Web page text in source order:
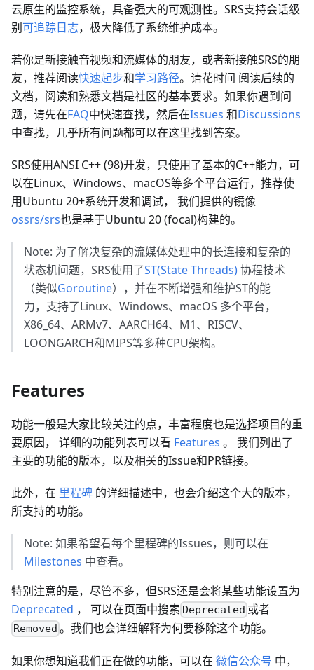
云原生的监控系统，具备强大的可观测性。SRS支持会话级
别可追踪日志，极大降低了系统维护成本。
若你是新接触音视频和流媒体的朋友，或者新接触SRS的朋
友，推荐阅读快速起步和学习路径。请花时间 阅读后续的
文档，阅读和熟悉文档是社区的基本要求。如果你遇到问
题，请先在FAQ中快速查找，然后在Issues 和Discussions
中查找，几乎所有问题都可以在这里找到答案。
SRS使用ANSI C++ (98)开发，只使用了基本的C++能力，可
以在Linux、Windows、macOS等多个平台运行，推荐使
用Ubuntu 20+系统开发和调试， 我们提供的镜像
ossrs/srs也是基于Ubuntu 20 (focal)构建的。
Note: 为了解决复杂的流媒体处理中的长连接和复杂的
状态机问题，SRS使用了ST(State Threads)协程技术
（类似Goroutine），并在不断增强和维护ST的能
力，支持了Linux、Windows、macOS 多个平台，
X86_64、ARMv7、AARCH64、M1、RISCV、
LOONGARCH和MIPS等多种CPU架构。
Features
功能一般是大家比较关注的点，丰富程度也是选择项目的重
要原因， 详细的功能列表可以看 Features 。 我们列出了
主要的功能的版本，以及相关的Issue和PR链接。
此外，在 里程碑 的详细描述中，也会介绍这个大的版本，
所支持的功能。
Note: 如果希望看每个里程碑的Issues，则可以在
Milestones 中查看。
特别注意的是，尽管不多，但SRS还是会将某些功能设置为
Deprecated ， 可以在页面中搜索 Deprecated 或者
Removed 。我们也会详细解释为何要移除这个功能。
如果你想知道我们正在做的功能，可以在 微信公众号 中，